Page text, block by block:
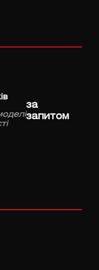
за
запитом